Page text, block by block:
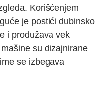
Korišćenjem
je postići dubinsko
i produžava vek
su dizajnirane
se izbegava